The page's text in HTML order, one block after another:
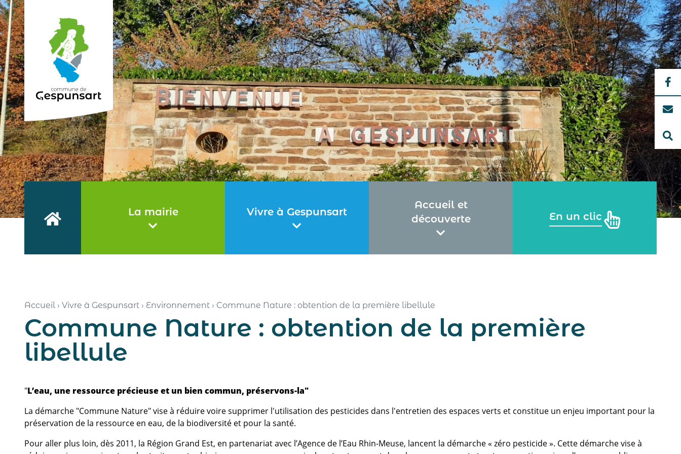
Haut de page
Accueil
La mairie Vivre à Gespunsart
Accueil et
découverte
En un clic
Accueil › Vivre à Gespunsart › Environnement › Commune Nature : obtention de la première libellule
Commune Nature : obtention de la première
libellule
"L’eau, une ressource précieuse et un bien commun, préservons-la"
La démarche "Commune Nature" vise à réduire voire supprimer l'utilisation des pesticides dans l'entretien des espaces verts et constitue un enjeu important pour la
préservation de la ressource en eau, de la biodiversité et pour la santé.
Pour aller plus loin, dès 2011, la Région Grand Est, en partenariat avec l’Agence de l’Eau Rhin-Meuse, lancent la démarche « zéro pesticide ». Cette démarche vise à